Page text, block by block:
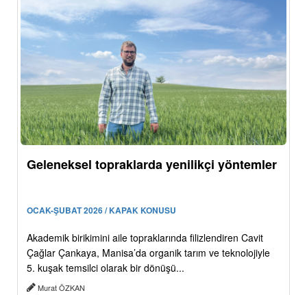
Geleneksel topraklarda yenilikçi yöntemler
OCAK-ŞUBAT 2026 / KAPAK KONUSU
Akademik birikimini aile topraklarında filizlendiren Cavit
Çağlar Çankaya, Manisa’da organik tarım ve teknolojiyle
5. kuşak temsilci olarak bir dönüşü...
Murat ÖZKAN